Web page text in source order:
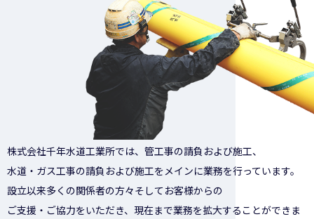
株式会社千年水道工業所では、管工事の請負および施工、
水道・ガス工事の請負および施工をメインに業務を行っています。
設立以来多くの関係者の方々そしてお客様からの
ご支援・ご協力をいただき、現在まで業務を拡大することができま